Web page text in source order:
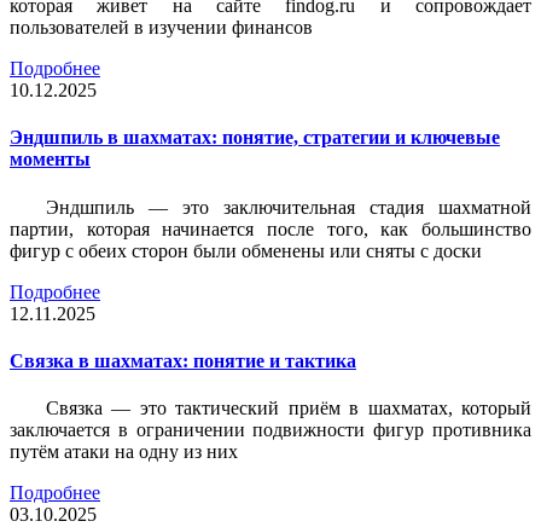
которая живет на сайте findog.ru и сопровождает
пользователей в изучении финансов
Подробнее
10.12.2025
Эндшпиль в шахматах: понятие, стратегии и ключевые
моменты
Эндшпиль — это заключительная стадия шахматной
партии, которая начинается после того, как большинство
фигур с обеих сторон были обменены или сняты с доски
Подробнее
12.11.2025
Связка в шахматах: понятие и тактика
Связка — это тактический приём в шахматах, который
заключается в ограничении подвижности фигур противника
путём атаки на одну из них
Подробнее
03.10.2025